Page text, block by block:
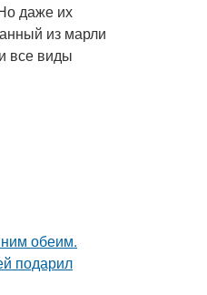
даже их
из марли
все виды
обеим.
подарил